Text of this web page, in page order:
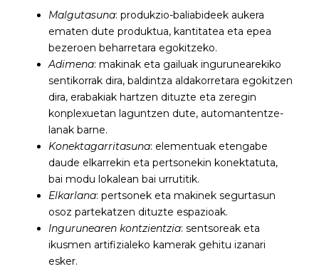
Malgutasuna: produkzio-baliabideek aukera
ematen dute produktua, kantitatea eta epea
bezeroen beharretara egokitzeko.
Adimena: makinak eta gailuak ingurunearekiko
sentikorrak dira, baldintza aldakorretara egokitzen
dira, erabakiak hartzen dituzte eta zeregin
konplexuetan laguntzen dute, automantentze-
lanak barne.
Konektagarritasuna: elementuak etengabe
daude elkarrekin eta pertsonekin konektatuta,
bai modu lokalean bai urrutitik.
Elkarlana: pertsonek eta makinek segurtasun
osoz partekatzen dituzte espazioak.
Ingurunearen kontzientzia: sentsoreak eta
ikusmen artifizialeko kamerak gehitu izanari
esker.